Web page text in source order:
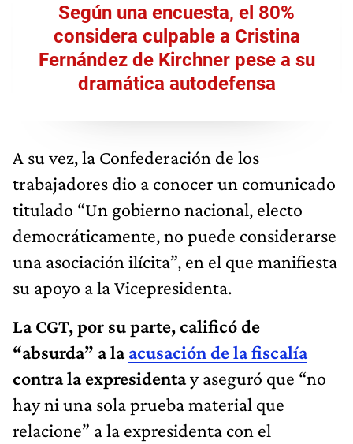
Según una encuesta, el 80%
considera culpable a Cristina
Fernández de Kirchner pese a su
dramática autodefensa
A su vez, la Confederación de los
trabajadores dio a conocer un comunicado
titulado “Un gobierno nacional, electo
democráticamente, no puede considerarse
una asociación ilícita”, en el que manifiesta
su apoyo a la Vicepresidenta.
La CGT, por su parte, calificó de
“absurda” a laacusación de la fiscalía
contra la expresidentay aseguró que “no
hay ni una sola prueba material que
relacione” a la expresidenta con el